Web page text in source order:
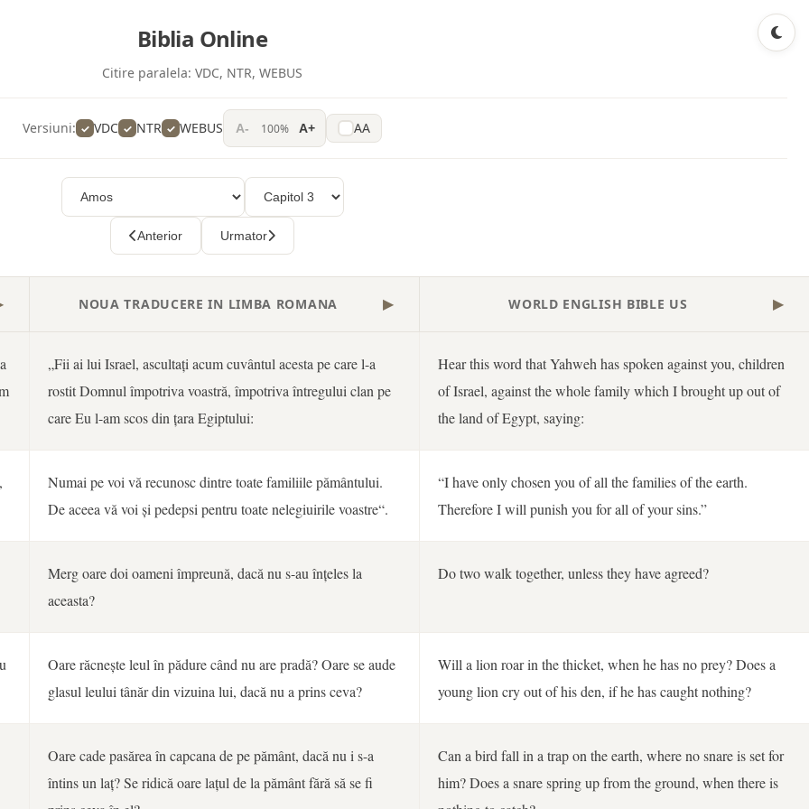
Biblia Online
Citire paralela: VDC, NTR, WEBUS
Versiuni: VDC NTR WEBUS A- 100% A+ AA
Anterior Urmator
NOUA TRADUCERE IN LIMBA ROMANA ▶ WORLD ENGLISH BIBLE US ▶
„Fii ai lui Israel, ascultați acum cuvântul acesta pe care l-a
rostit Domnul împotriva voastră, împotriva întregului clan pe
care Eu l-am scos din țara Egiptului:
Hear this word that Yahweh has spoken against you, children
of Israel, against the whole family which I brought up out of
the land of Egypt, saying:
Numai pe voi vă recunosc dintre toate familiile pământului.
De aceea vă voi și pedepsi pentru toate nelegiuirile voastre“.
“I have only chosen you of all the families of the earth.
Therefore I will punish you for all of your sins.”
Merg oare doi oameni împreună, dacă nu s-au înțeles la
aceasta?
Do two walk together, unless they have agreed?
Oare răcnește leul în pădure când nu are pradă? Oare se aude
glasul leului tânăr din vizuina lui, dacă nu a prins ceva?
Will a lion roar in the thicket, when he has no prey? Does a
young lion cry out of his den, if he has caught nothing?
Oare cade pasărea în capcana de pe pământ, dacă nu i s-a
întins un laț? Se ridică oare lațul de la pământ fără să se fi
Can a bird fall in a trap on the earth, where no snare is set for
him? Does a snare spring up from the ground, when there is